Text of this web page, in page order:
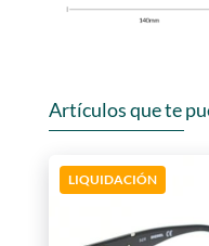
Artículos que te
LIQUIDACIÓN